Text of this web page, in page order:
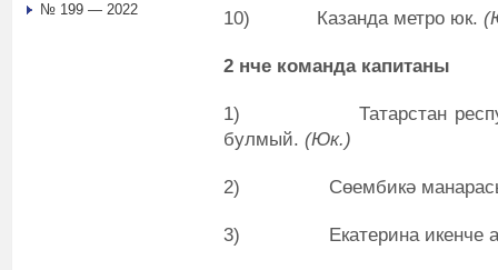
10) Казанда метро юк.
2 нче команда капитаны
1) Татарстан
булмый. (Юк.)
2) Сөембикә манарасына
3) Екатерина икенче
№ 199 — 2022